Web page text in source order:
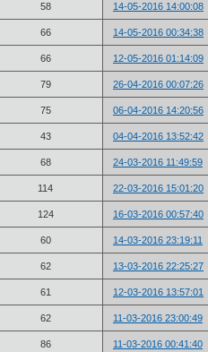
58 14-05-2016 14:00:08
66 14-05-2016 00:34:38
66 12-05-2016 01:14:09
79 26-04-2016 00:07:26
75 06-04-2016 14:20:56
43 04-04-2016 13:52:42
68 24-03-2016 11:49:59
114 22-03-2016 15:01:20
124 16-03-2016 00:57:40
60 14-03-2016 23:19:11
62 13-03-2016 22:25:27
61 12-03-2016 13:57:01
62 11-03-2016 23:00:49
86 11-03-2016 00:41:40